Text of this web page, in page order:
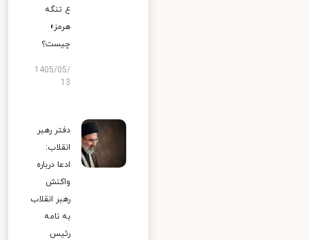
ع تنگه
هرمز»
چیست؟
1405/05/
13
دفتر رهبر
انقلاب:
ادعا درباره
واکنش
رهبر انقلاب
به نامه
رئیس